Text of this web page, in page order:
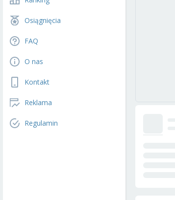
Osiągnięcia
FAQ
O nas
Kontakt
Reklama
Regulamin